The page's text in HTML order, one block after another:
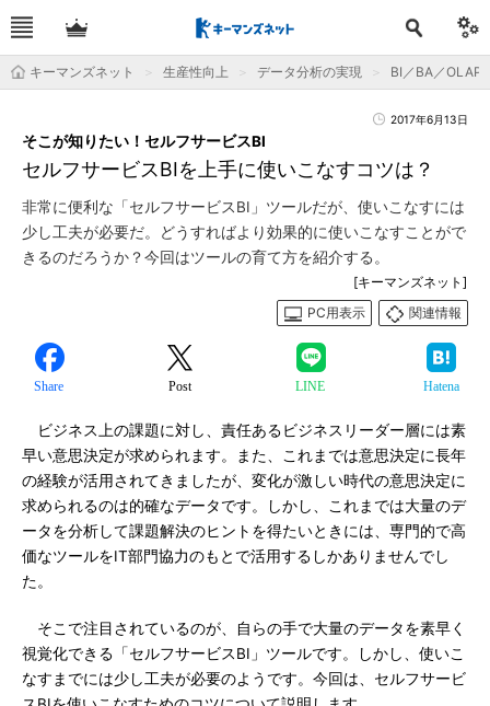
キーマンズネット 生産性向上 データ分析の実現 BI／BA／OLAP
2017年6月13日
セルフサービスBIを上手に使いこなすコツは？
そこが知りたい！セルフサービスBI
非常に便利な「セルフサービスBI」ツールだが、使いこなすには
少し工夫が必要だ。どうすればより効果的に使いこなすことがで
きるのだろうか？今回はツールの育て方を紹介する。
[キーマンズネット]
PC用表示
関連情報
Share Post LINE Hatena
ビジネス上の課題に対し、責任あるビジネスリーダー層には素
早い意思決定が求められます。また、これまでは意思決定に長年
の経験が活用されてきましたが、変化が激しい時代の意思決定に
求められるのは的確なデータです。しかし、これまでは大量のデ
ータを分析して課題解決のヒントを得たいときには、専門的で高
価なツールをIT部門協力のもとで活用するしかありませんでし
た。
そこで注目されているのが、自らの手で大量のデータを素早く
視覚化できる「セルフサービスBI」ツールです。しかし、使いこ
なすまでには少し工夫が必要のようです。今回は、セルフサービ